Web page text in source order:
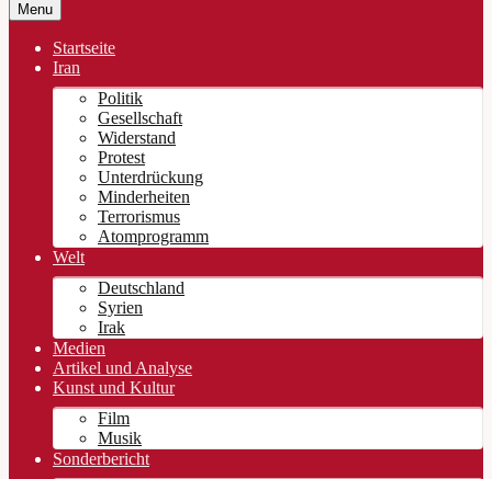
Menu
Startseite
Iran
Politik
Gesellschaft
Widerstand
Protest
Unterdrückung
Minderheiten
Terrorismus
Atomprogramm
Welt
Deutschland
Syrien
Irak
Medien
Artikel und Analyse
Kunst und Kultur
Film
Musik
Sonderbericht